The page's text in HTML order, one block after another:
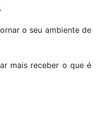
o seu ambiente de
mais receber o que é